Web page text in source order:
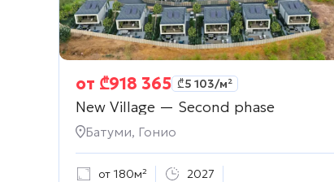
от ₾918 365 ₾5 103/м²
New Village — Second phase
Батуми, Гонио
от 180м² 2027